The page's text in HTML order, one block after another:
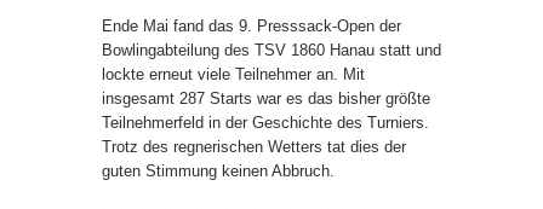
Ende Mai fand das 9. Presssack-Open der
Bowlingabteilung des TSV 1860 Hanau statt und
lockte erneut viele Teilnehmer an. Mit
insgesamt 287 Starts war es das bisher größte
Teilnehmerfeld in der Geschichte des Turniers.
Trotz des regnerischen Wetters tat dies der
guten Stimmung keinen Abbruch.